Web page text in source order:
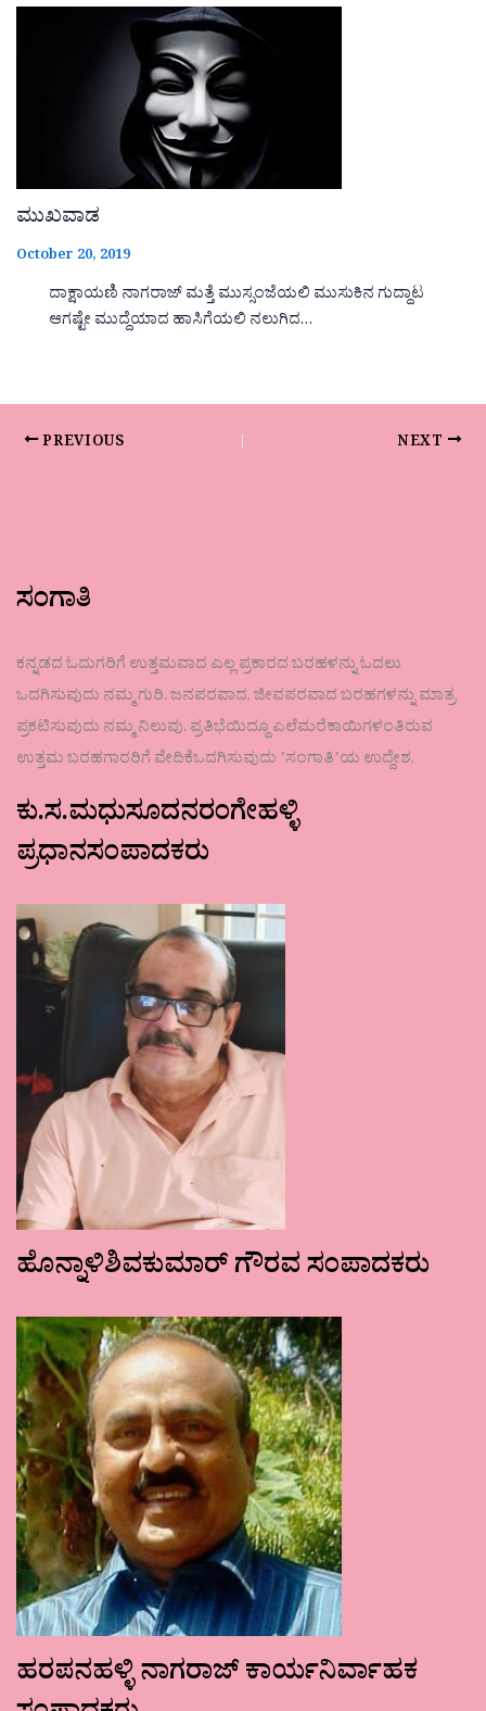
ಮುಖವಾಡ
October 20, 2019
ದಾಕ್ಷಾಯಣಿ ನಾಗರಾಜ್ ಮತ್ತೆ ಮುಸ್ಸಂಜೆಯಲಿ ಮುಸುಕಿನ ಗುದ್ದಾಟ
ಆಗಷ್ಟೇ ಮುದ್ದೆಯಾದ ಹಾಸಿಗೆಯಲಿ ನಲುಗಿದ…
PREVIOUS NEXT
ಸಂಗಾತಿ
ಕನ್ನಡದ ಓದುಗರಿಗೆ ಉತ್ತಮವಾದ ಎಲ್ಲ ಪ್ರಕಾರದ ಬರಹಳನ್ನು ಓದಲು
ಒದಗಿಸುವುದು ನಮ್ಮ ಗುರಿ. ಜನಪರವಾದ, ಜೀವಪರವಾದ ಬರಹಗಳನ್ನು ಮಾತ್ರ
ಪ್ರಕಟಿಸುವುದು ನಮ್ಮ ನಿಲುವು. ಪ್ರತಿಭೆಯಿದ್ದೂ ಎಲೆಮರೆಕಾಯಿಗಳಂತಿರುವ
ಉತ್ತಮ ಬರಹಗಾರರಿಗೆ ವೇದಿಕೆಒದಗಿಸುವುದು ʼಸಂಗಾತಿʼಯ ಉದ್ದೇಶ.
ಕು.ಸ.ಮಧುಸೂದನರಂಗೇಹಳ್ಳಿ
ಪ್ರಧಾನಸಂಪಾದಕರು
ಹೊನ್ನಾಳಿಶಿವಕುಮಾರ್ ಗೌರವ ಸಂಪಾದಕರು
ಹರಪನಹಳ್ಳಿ ನಾಗರಾಜ್ ಕಾರ್ಯನಿರ್ವಾಹಕ